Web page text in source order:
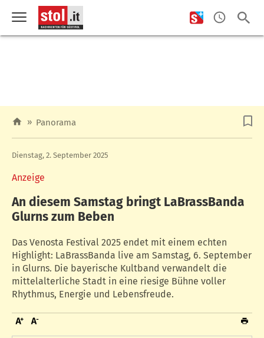
» Panorama
Anzeige
Dienstag, 2. September 2025
An diesem Samstag bringt LaBrassBanda
Glurns zum Beben
Das Venosta Festival 2025 endet mit einem echten
Highlight: LaBrassBanda live am Samstag, 6. September
in Glurns. Die bayerische Kultband verwandelt die
mittelalterliche Stadt in eine riesige Bühne voller
Rhythmus, Energie und Lebensfreude.